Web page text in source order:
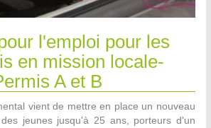
l'emploi pour les
en mission locale-
A et B
vient de mettre en place un nouveau
jeunes jusqu'à 25 ans, porteurs d'un